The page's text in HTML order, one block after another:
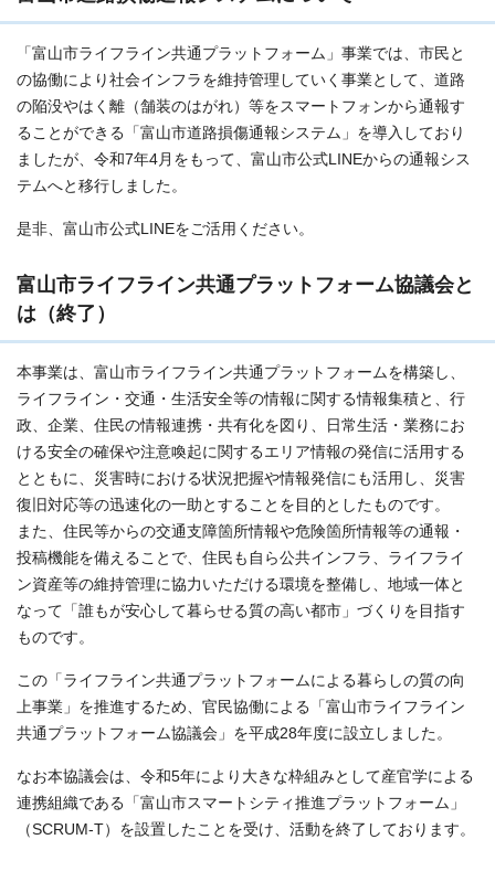
「富山市ライフライン共通プラットフォーム」事業では、市民と
の協働により社会インフラを維持管理していく事業として、道路
の陥没やはく離（舗装のはがれ）等をスマートフォンから通報す
ることができる「富山市道路損傷通報システム」を導入しており
ましたが、令和7年4月をもって、富山市公式LINEからの通報シス
テムへと移行しました。
是非、富山市公式LINEをご活用ください。
富山市ライフライン共通プラットフォーム協議会と
は（終了）
本事業は、富山市ライフライン共通プラットフォームを構築し、
ライフライン・交通・生活安全等の情報に関する情報集積と、行
政、企業、住民の情報連携・共有化を図り、日常生活・業務にお
ける安全の確保や注意喚起に関するエリア情報の発信に活用する
とともに、災害時における状況把握や情報発信にも活用し、災害
復旧対応等の迅速化の一助とすることを目的としたものです。
また、住民等からの交通支障箇所情報や危険箇所情報等の通報・
投稿機能を備えることで、住民も自ら公共インフラ、ライフライ
ン資産等の維持管理に協力いただける環境を整備し、地域一体と
なって「誰もが安心して暮らせる質の高い都市」づくりを目指す
ものです。
この「ライフライン共通プラットフォームによる暮らしの質の向
上事業」を推進するため、官民協働による「富山市ライフライン
共通プラットフォーム協議会」を平成28年度に設立しました。
なお本協議会は、令和5年により大きな枠組みとして産官学による
連携組織である「富山市スマートシティ推進プラットフォーム」
（SCRUM-T）を設置したことを受け、活動を終了しております。